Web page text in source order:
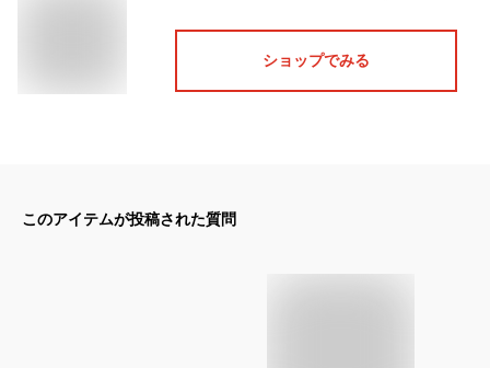
ショップでみる
このアイテムが投稿された質問